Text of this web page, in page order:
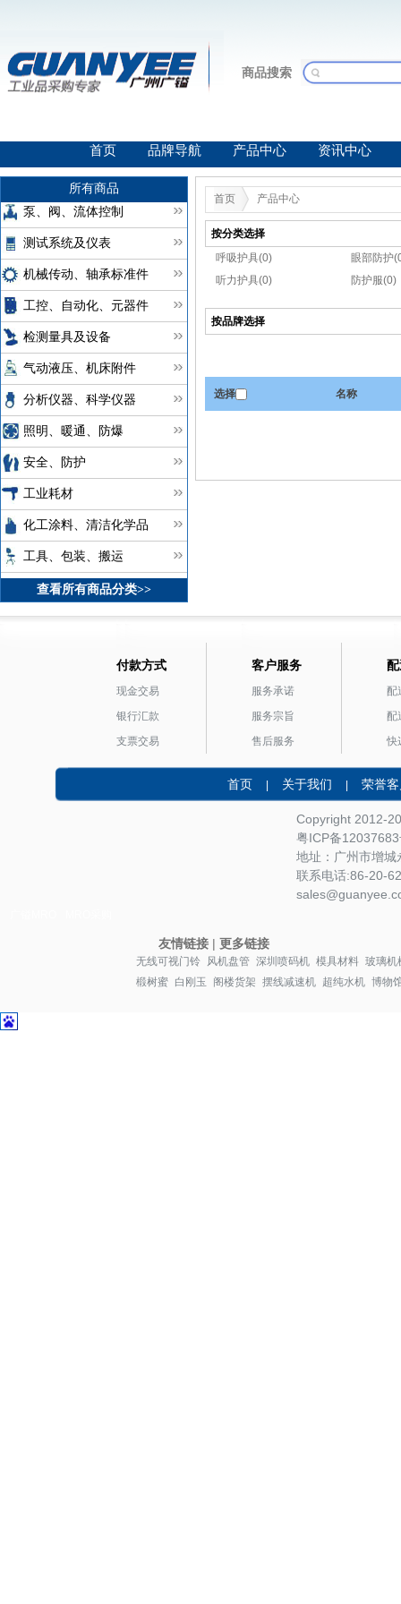
商品搜索
首页 品牌导航 产品中心 资讯中心
所有商品
泵、阀、流体控制
测试系统及仪表
机械传动、轴承标准件
工控、自动化、元器件
检测量具及设备
气动液压、机床附件
分析仪器、科学仪器
照明、暖通、防爆
安全、防护
工业耗材
化工涂料、清洁化学品
工具、包装、搬运
查看所有商品分类>>
首页 产品中心
按分类选择
呼吸护具(0)
眼部防护
听力护具(0)
防护服(0)
按品牌选择
选择 名称
付款方式
现金交易
银行汇款
支票交易
客户服务
服务承诺
服务宗旨
售后服务
配
配
快
首页 关于我们 荣誉
Copyright 2012-
粤ICP备12037683
地址：广州市增
联系电话:86-20-
友情链接| 更多链接
无线可视门铃 风机盘管 深圳喷码机 模具材料 玻璃机
椴树蜜 白刚玉 阁楼货架 摆线减速机 超纯水机 博物